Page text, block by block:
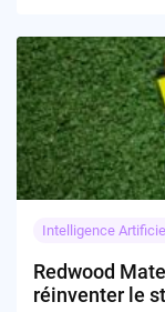
Intelligence
Redwood
réinventer le